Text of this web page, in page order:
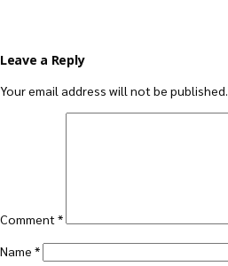
Leave a Reply
Your email address will not be published.
Comment *
Name *